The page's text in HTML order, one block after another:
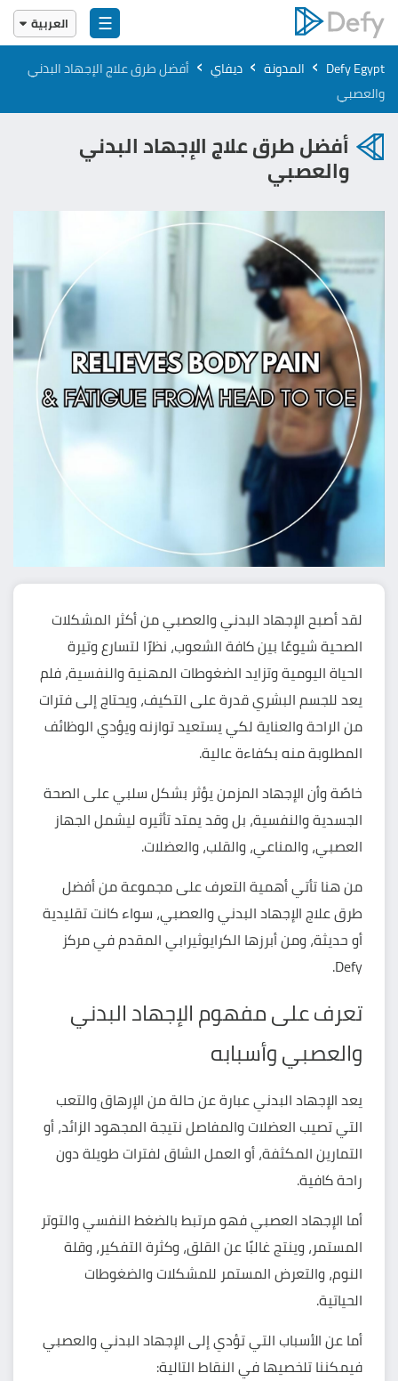
☰
العربية
English
العربية
Defy Egypt
› المدونة › ديفاي › أفضل طرق علاج الإجهاد البدني
والعصبي
أفضل طرق علاج الإجهاد البدني
والعصبي
لقد أصبح الإجهاد البدني والعصبي من أكثر المشكلات
الصحية شيوعًا بين كافة الشعوب، نظرًا لتسارع وتيرة
الحياة اليومية وتزايد الضغوطات المهنية والنفسية، فلم
يعد للجسم البشري قدرة على التكيف، ويحتاج إلى فترات
من الراحة والعناية لكي يستعيد توازنه ويؤدي الوظائف
المطلوبة منه بكفاءة عالية.
خاصًة وأن الإجهاد المزمن يؤثر بشكل سلبي على الصحة
الجسدية والنفسية، بل وقد يمتد تأثيره ليشمل الجهاز
العصبي، والمناعي، والقلب، والعضلات.
من هنا تأتي أهمية التعرف على مجموعة من أفضل
طرق علاج الإجهاد البدني والعصبي، سواء كانت تقليدية
أو حديثة، ومن أبرزها الكرايوثيرابي المقدم في مركز
Defy.
تعرف على مفهوم الإجهاد البدني
والعصبي وأسبابه
يعد الإجهاد البدني عبارة عن حالة من الإرهاق والتعب
التي تصيب العضلات والمفاصل نتيجة المجهود الزائد، أو
التمارين المكثفة، أو العمل الشاق لفترات طويلة دون
راحة كافية.
أما الإجهاد العصبي فهو مرتبط بالضغط النفسي والتوتر
المستمر، وينتج غالبًا عن القلق، وكثرة التفكير، وقلة
النوم، والتعرض المستمر للمشكلات والضغوطات
الحياتية.
أما عن الأسباب التي تؤدي إلى الإجهاد البدني والعصبي
فيمكننا تلخصيها في النقاط التالية: